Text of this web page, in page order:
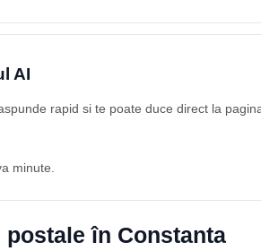
AI
rapid si te poate duce direct la
minute.
în Constanta